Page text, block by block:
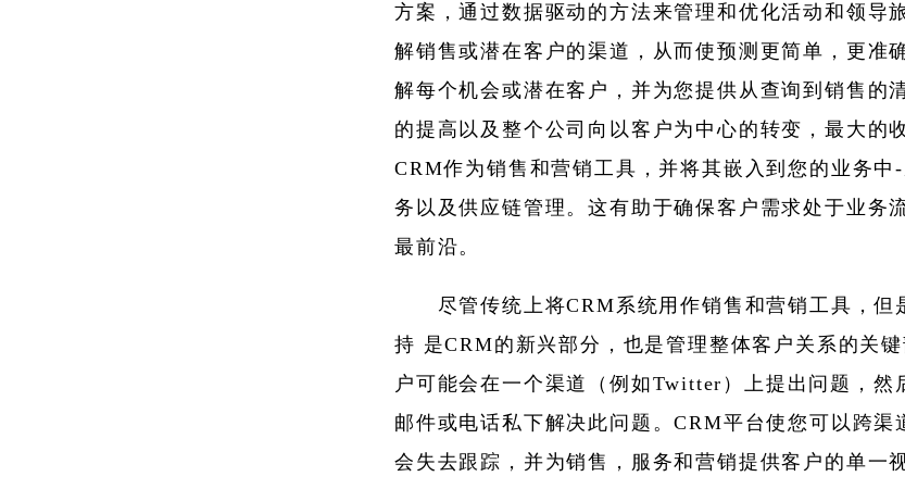
方案，通过数据驱动的方法来管理和优化活动和领导
解销售或潜在客户的渠道，从而使预测更简单，更准
解每个机会或潜在客户，并为您提供从查询到销售的
的提高以及整个公司向以客户为中心的转变，最大的
CRM作为销售和营销工具，并将其嵌入到您的业务中
务以及供应链管理。这有助于确保客户需求处于业务
最前沿。
尽管传统上将CRM系统用作销售和营销工具，但
持 是CRM的新兴部分，也是管理整体客户关系的关
户可能会在一个渠道（例如Twitter）上提出问题，然
邮件或电话私下解决此问题。CRM平台使您可以跨渠
会失去跟踪，并为销售，服务和营销提供客户的单一